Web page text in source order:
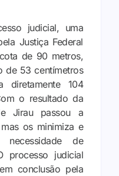
judicial, uma
Justiça Federal
de 90 metros,
de 53 centímetros
diretamente 104
o resultado da
Jirau passou a
os minimiza e
de
processo judicial
conclusão pela